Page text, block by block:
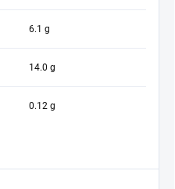
6.1 g
14.0 g
0.12 g